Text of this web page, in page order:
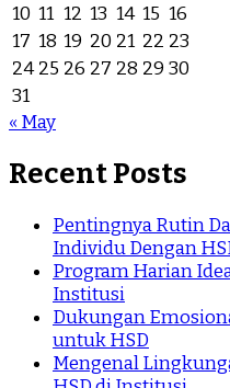
10 11 12 13 14 15 16
17 18 19 20 21 22 23
24 25 26 27 28 29 30
31
« May
Recent Posts
Pentingnya Rutin
Individu Dengan
Program Harian
Institusi
Dukungan
untuk HSD
Mengenal